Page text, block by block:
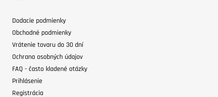
Dodacie podmienky
Obchodné podmienky
Vrátenie tovaru do 30 dní
Ochrana osobných údajov
FAQ - často kladené otázky
Prihlásenie
Registrácia